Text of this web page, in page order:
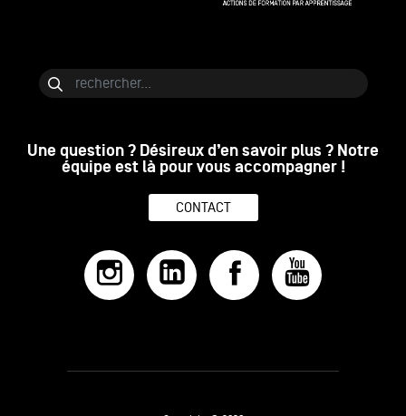
Une question ? Désireux d’en savoir plus ? Notre
équipe est là pour vous accompagner !
CONTACT